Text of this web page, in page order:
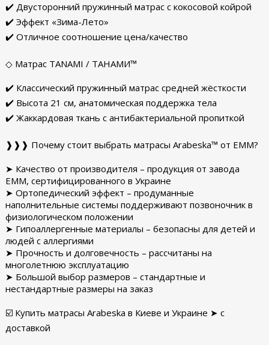
✔️ Двусторонний пружинный матрас с кокосовой койрой
✔️ Эффект «Зима-Лето»
✔️ Отличное соотношение цена/качество
◇ Матрас TANAMI / ТАНАМИ™
✔️ Классический пружинный матрас средней жёсткости
✔️ Высота 21 см, анатомическая поддержка тела
✔️ Жаккардовая ткань с антибактериальной пропиткой
❱❱❱ Почему стоит выбрать матрасы Arabeska™ от ЕММ?
➤ Качество от производителя – продукция от завода
ЕММ, сертифицированного в Украине
➤ Ортопедический эффект – продуманные
наполнительные системы поддерживают позвоночник в
физиологическом положении
➤ Гипоаллергенные материалы – безопасны для детей и
людей с аллергиями
➤ Прочность и долговечность – рассчитаны на
многолетнюю эксплуатацию
➤ Большой выбор размеров – стандартные и
нестандартные размеры на заказ
☑️ Купить матрасы Arabeska в Киеве и Украине ➤ с
доставкой